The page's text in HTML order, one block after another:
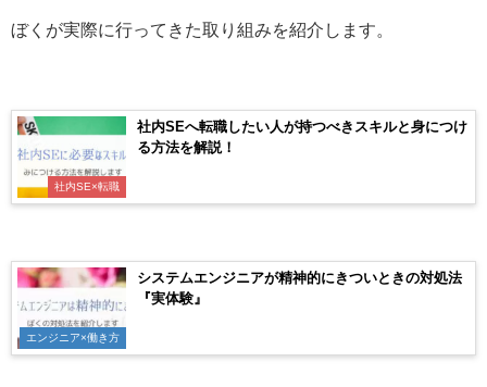
ぼくが実際に行ってきた取り組みを紹介します。
社内SE×転職
社内SEへ転職したい人が持つべきスキルと身につけ
る方法を解説！
エンジニア×働き方
システムエンジニアが精神的にきついときの対処法
『実体験』